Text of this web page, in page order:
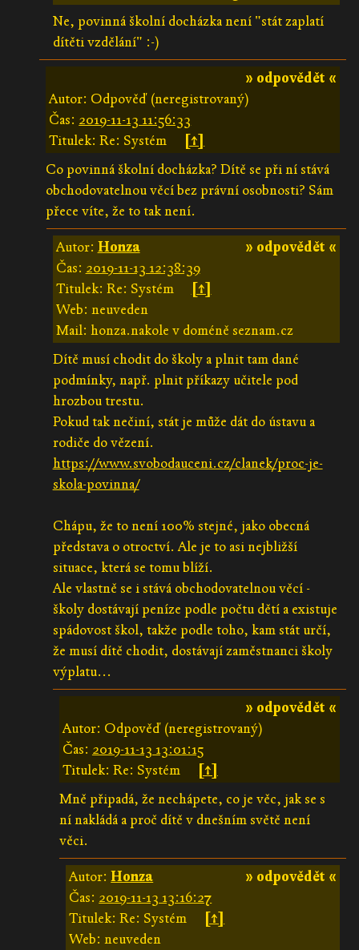
Ne, povinná školní docházka není "stát zaplatí
dítěti vzdělání" :-)
» odpovědět «
Autor: Odpověď (neregistrovaný)
Čas: 2019-11-13 11:56:33
Titulek: Re: Systém
[↑]
Co povinná školní docházka? Dítě se při ní stává
obchodovatelnou věcí bez právní osobnosti? Sám
přece víte, že to tak není.
» odpovědět «
Autor: Honza
Čas: 2019-11-13 12:38:39
Titulek: Re: Systém
[↑]
Web: neuveden
Mail: honza.nakole v doméně seznam.cz
Dítě musí chodit do školy a plnit tam dané
podmínky, např. plnit příkazy učitele pod
hrozbou trestu.
Pokud tak nečiní, stát je může dát do ústavu a
rodiče do vězení.
https://www.svobodauceni.cz/clanek/proc-je-
skola-povinna/
Chápu, že to není 100% stejné, jako obecná
představa o otroctví. Ale je to asi nejbližší
situace, která se tomu blíží.
Ale vlastně se i stává obchodovatelnou věcí -
školy dostávají peníze podle počtu dětí a existuje
spádovost škol, takže podle toho, kam stát určí,
že musí dítě chodit, dostávají zaměstnanci školy
výplatu...
» odpovědět «
Autor: Odpověď (neregistrovaný)
Čas: 2019-11-13 13:01:15
Titulek: Re: Systém
[↑]
Mně připadá, že nechápete, co je věc, jak se s
ní nakládá a proč dítě v dnešním světě není
věci.
» odpovědět «
Autor:Honza
Čas: 2019-11-13 13:16:27
Titulek: Re: Systém
[↑]
Web: neuveden